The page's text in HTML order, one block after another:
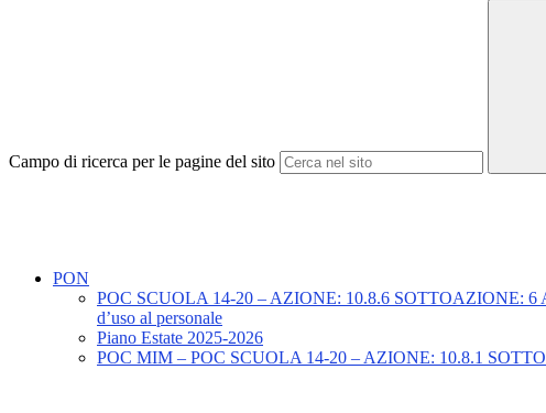
Campo di ricerca per le pagine del sito
PON
POC SCUOLA 14-20 – AZIONE: 10.8.6 SOTTOAZIONE: 6
d’uso al personale
Piano Estate 2025-2026
POC MIM – POC SCUOLA 14-20 – AZIONE: 10.8.1